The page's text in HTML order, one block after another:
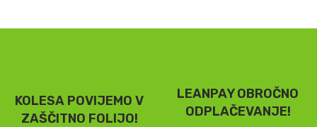
KOLESA POVIJEMO V
ZAŠČITNO FOLIJO!
LEANPAY OBROČNO
ODPLAČEVANJE!